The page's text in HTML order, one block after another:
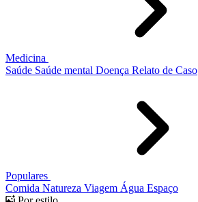
Medicina
Saúde Saúde mental Doença Relato de Caso
Populares
Comida Natureza Viagem Água Espaço